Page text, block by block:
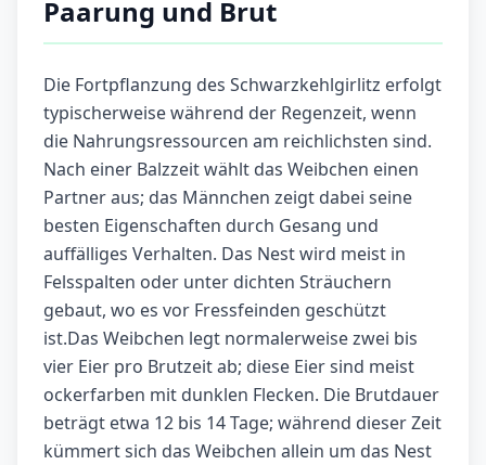
Paarung und Brut
Die Fortpflanzung des Schwarzkehlgirlitz erfolgt
typischerweise während der Regenzeit, wenn
die Nahrungsressourcen am reichlichsten sind.
Nach einer Balzzeit wählt das Weibchen einen
Partner aus; das Männchen zeigt dabei seine
besten Eigenschaften durch Gesang und
auffälliges Verhalten. Das Nest wird meist in
Felsspalten oder unter dichten Sträuchern
gebaut, wo es vor Fressfeinden geschützt
ist.Das Weibchen legt normalerweise zwei bis
vier Eier pro Brutzeit ab; diese Eier sind meist
ockerfarben mit dunklen Flecken. Die Brutdauer
beträgt etwa 12 bis 14 Tage; während dieser Zeit
kümmert sich das Weibchen allein um das Nest